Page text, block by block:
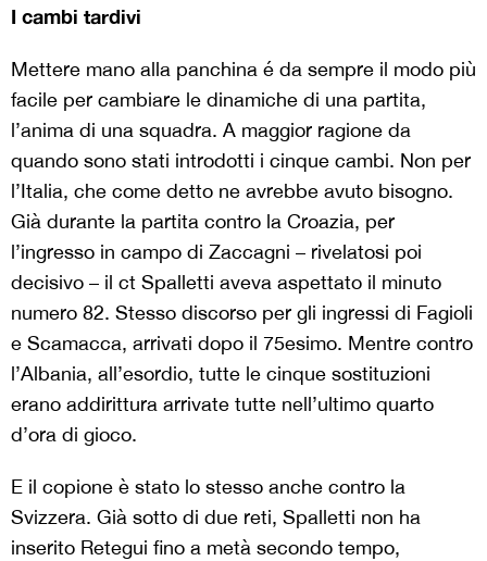
I cambi tardivi
Mettere mano alla panchina é da sempre il modo più
facile per cambiare le dinamiche di una partita,
l’anima di una squadra. A maggior ragione da
quando sono stati introdotti i cinque cambi. Non per
l’Italia, che come detto ne avrebbe avuto bisogno.
Già durante la partita contro la Croazia, per
l’ingresso in campo di Zaccagni – rivelatosi poi
decisivo – il ct Spalletti aveva aspettato il minuto
numero 82. Stesso discorso per gli ingressi di Fagioli
e Scamacca, arrivati dopo il 75esimo. Mentre contro
l’Albania, all’esordio, tutte le cinque sostituzioni
erano addirittura arrivate tutte nell’ultimo quarto
d’ora di gioco.
E il copione è stato lo stesso anche contro la
Svizzera. Già sotto di due reti, Spalletti non ha
inserito Retegui fino a metà secondo tempo,